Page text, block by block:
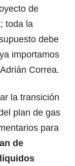
de
toda la
debe
importamos
Correa.
la transición
plan de gas
para
de